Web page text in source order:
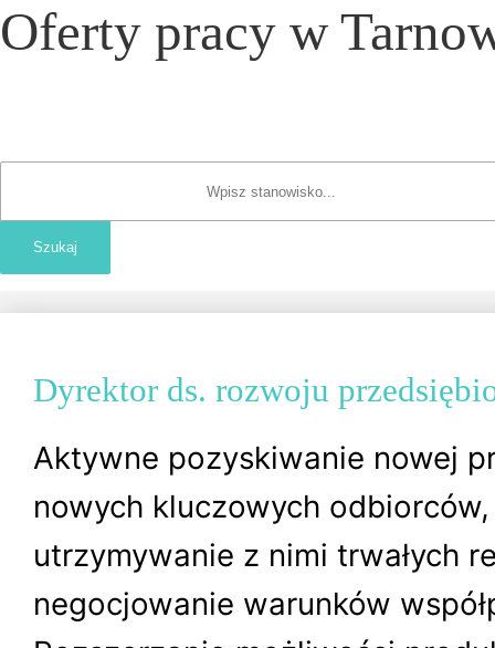
Oferty pracy w
Dyrektor ds. rozwoju
Aktywne pozyskiwanie nowej
nowych kluczowych
utrzymywanie z nimi trwałych
negocjowanie warunków